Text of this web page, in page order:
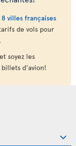
villes françaises
de vols pour
et soyez les
d'avion!